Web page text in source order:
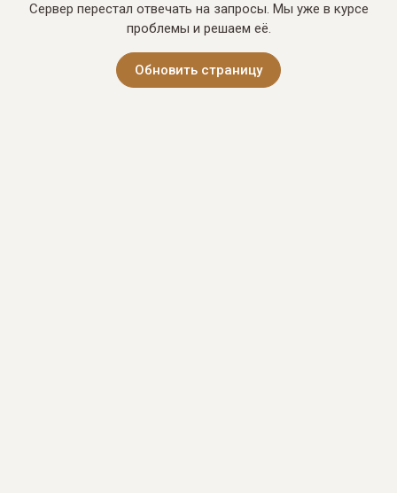
Сервер перестал отвечать на запросы. Мы уже в курсе
проблемы и решаем её.
Обновить страницу